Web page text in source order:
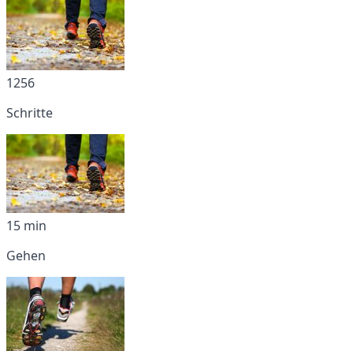
1256
Schritte
15 min
Gehen